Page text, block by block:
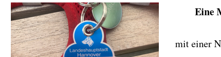
Eine
mit einer